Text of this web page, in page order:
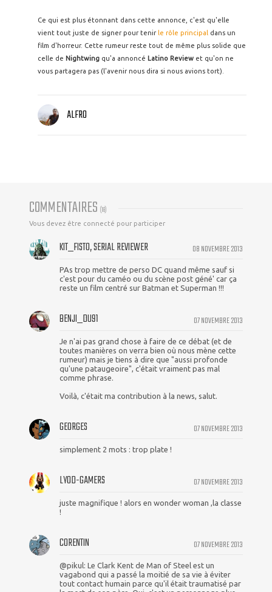
Ce qui est plus étonnant dans cette annonce, c'est qu'elle
vient tout juste de signer pour tenir le rôle principal dans un
film d'horreur. Cette rumeur reste tout de même plus solide que
celle de Nightwing qu'a annoncé Latino Review et qu'on ne
vous partagera pas (l'avenir nous dira si nous avions tort).
ALFRO
COMMENTAIRES (18)
Vous devez être connecté pour participer
08 NOVEMBRE 2013
KIT_FISTO, SERIAL REVIEWER
PAs trop mettre de perso DC quand même sauf si
c'est pour du caméo ou du scène post géné' car ça
reste un film centré sur Batman et Superman !!!
07 NOVEMBRE 2013
BENJI_DU91
Je n'ai pas grand chose à faire de ce débat (et de
toutes manières on verra bien où nous mène cette
rumeur) mais je tiens à dire que "aussi profonde
qu'une pataugeoire", c'était vraiment pas mal
comme phrase.
Voilà, c'était ma contribution à la news, salut.
07 NOVEMBRE 2013
GEORGES
simplement 2 mots : trop plate !
07 NOVEMBRE 2013
LYOD-GAMERS
juste magnifique ! alors en wonder woman ,la classe
!
07 NOVEMBRE 2013
CORENTIN
@pikul: Le Clark Kent de Man of Steel est un
vagabond qui a passé la moitié de sa vie à éviter
tout contact humain parce qu'il était traumatisé par